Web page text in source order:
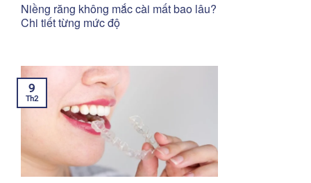
Niềng răng không mắc cài mất bao lâu?
Chi tiết từng mức độ
9
Th2